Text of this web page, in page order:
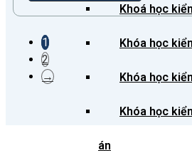
Khoá học
Khóa học
Khóa học
Khóa học
án
1
2
→